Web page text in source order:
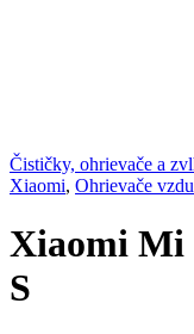
Čističky, ohrievače a
Xiaomi, Ohrievače
Xiaomi Mi
S